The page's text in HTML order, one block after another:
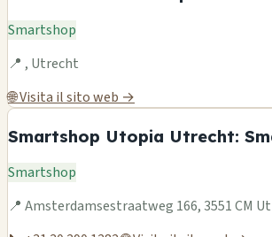
Smartshop
📍 , Utrecht
🌐 Visita il sito web →
Smartshop Utopia Utrecht:
Smartshop
📍 Amsterdamsestraatweg 166, 3551 CM